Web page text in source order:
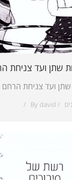
שתן ועד צניחת
ועד צניחת הרחם
By david